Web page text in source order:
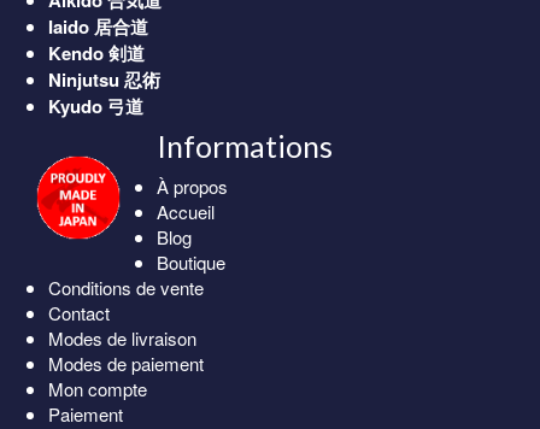
Iaido 居合道
Kendo剣道
Ninjutsu忍術
Kyudo 弓道
Informations
À propos
Accueil
Blog
Boutique
Conditions de vente
Contact
Modes de livraison
Modes de paiement
Mon compte
Paiement